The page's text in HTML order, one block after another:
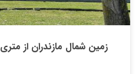
زمین شمال مازندران از متری 4 میلیون الی 40 میلیون